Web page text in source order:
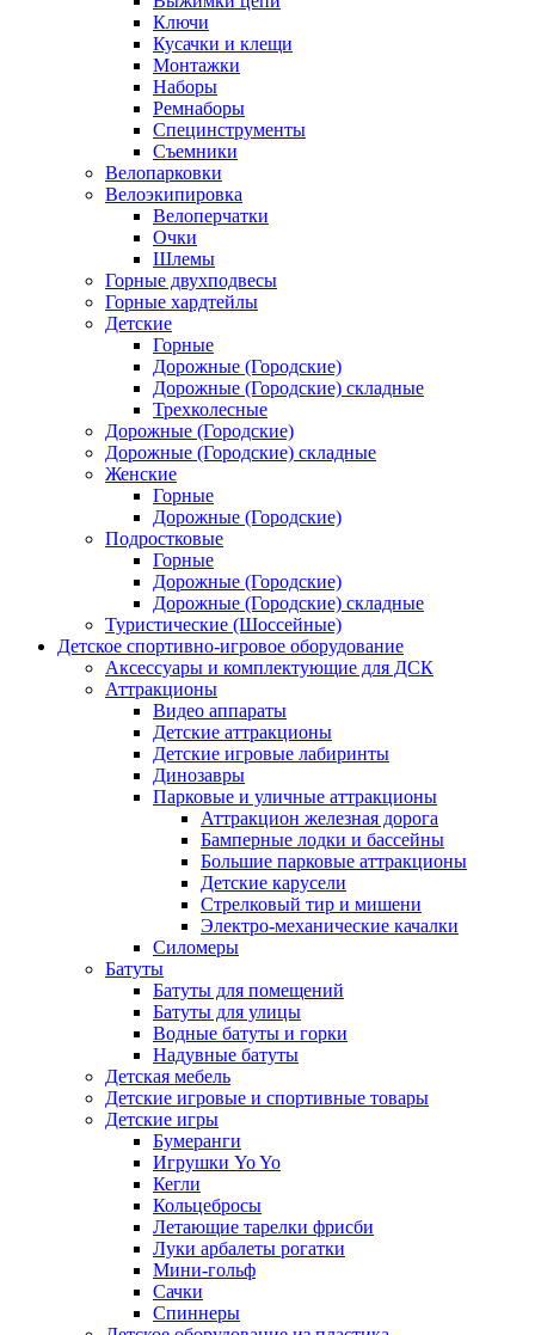
Ключи
Кусачки и клещи
Монтажки
Наборы
Ремнаборы
Специнструменты
Съемники
Велопарковки
Велоэкипировка
Велоперчатки
Очки
Шлемы
Горные двухподвесы
Горные хардтейлы
Детские
Горные
Дорожные (Городские)
Дорожные (Городские) складные
Трехколесные
Дорожные (Городские)
Дорожные (Городские) складные
Женские
Горные
Дорожные (Городские)
Подростковые
Горные
Дорожные (Городские)
Дорожные (Городские) складные
Туристические (Шоссейные)
Детское спортивно-игровое оборудование
Аксессуары и комплектующие для ДСК
Аттракционы
Видео аппараты
Детские аттракционы
Детские игровые лабиринты
Динозавры
Парковые и уличные аттракционы
Аттракцион железная дорога
Бамперные лодки и бассейны
Большие парковые аттракционы
Детские карусели
Стрелковый тир и мишени
Электро-механические качалки
Силомеры
Батуты
Батуты для помещений
Батуты для улицы
Водные батуты и горки
Надувные батуты
Детская мебель
Детские игровые и спортивные товары
Детские игры
Бумеранги
Игрушки Yo Yo
Кегли
Кольцебросы
Летающие тарелки фрисби
Луки арбалеты рогатки
Мини-гольф
Сачки
Спиннеры